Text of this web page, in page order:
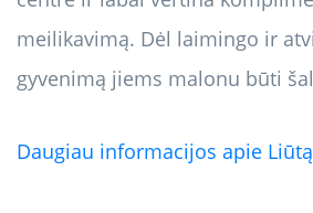
meilikavimą. Dėl laimingo ir
gyvenimą jiems malonu būti
Daugiau informacijos apie